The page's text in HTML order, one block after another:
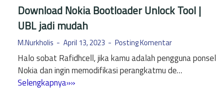
Download Nokia Bootloader Unlock Tool |
UBL jadi mudah
M.Nurkholis April 13, 2023 Posting Komentar
Halo sobat Rafidhcell, jika kamu adalah pengguna ponsel
Nokia dan ingin memodifikasi perangkatmu de…
Selengkapnya»»